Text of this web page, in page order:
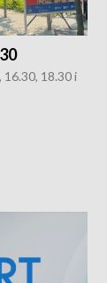
16.30, 18.30 i